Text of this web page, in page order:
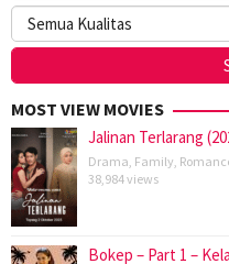
MOST VIEW MOVIES
Jalinan Terlarang
Drama Family
38,984 views
Bokep – Part 1 –